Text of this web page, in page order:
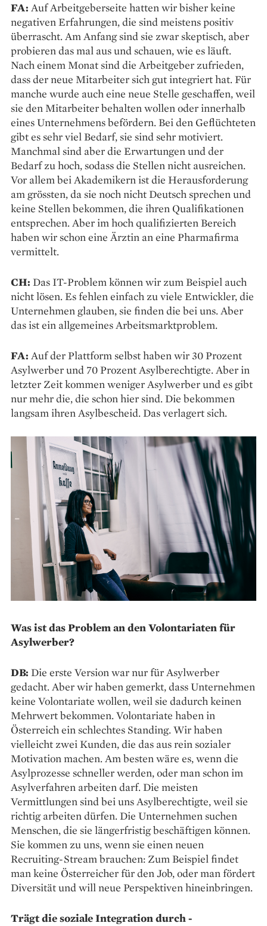
FA: Auf Arbeitgeberseite ­hatten wir bisher keine
negativen Erfahrungen, die sind meistens positiv
überrascht. Am Anfang sind sie zwar skeptisch, aber
probieren das mal aus und schauen, wie es läuft.
Nach ­einem Monat sind die Arbeitgeber zufrieden,
dass der neue Mitarbeiter sich gut integriert hat. Für
manche wurde auch eine neue Stelle geschaffen, weil
sie den Mitarbeiter behalten wollen oder innerhalb
eines Unternehmens befördern. Bei den Geflüchteten
gibt es sehr viel Bedarf, sie sind sehr motiviert.
Manchmal sind aber die Erwartungen und der
Bedarf zu hoch, sodass die Stellen nicht ausreichen.
Vor allem bei Akademikern ist die Herausforderung
am grössten, da sie noch nicht Deutsch sprechen und
keine Stellen bekommen, die ihren Qualifikationen
entsprechen. Aber im hoch qualifizierten Bereich
haben wir schon eine Ärztin an eine Pharmafirma
vermittelt.
CH: Das IT-Problem können wir zum Beispiel auch
nicht lösen. Es fehlen einfach zu viele Entwickler, die
Unternehmen glauben, sie finden die bei uns. Aber
das ist ein allgemeines Arbeitsmarktproblem.
FA: Auf der Plattform selbst haben wir 30 Prozent
Asylwerber und 70 Prozent Asylberechtigte. Aber in
letzter Zeit kommen weniger Asylwerber und es gibt
nur mehr die, die schon hier sind. Die bekommen
langsam ihren Asylbescheid. Das verlagert sich.
Was ist das Problem an den Volontariaten für
Asylwerber?
DB: Die erste Version war nur für Asylwerber
gedacht. Aber wir haben gemerkt, dass Unternehmen
keine Volontariate wollen, weil sie dadurch keinen
Mehrwert bekommen. Volontariate haben in
Österreich ein schlechtes Standing. Wir haben
vielleicht zwei Kunden, die das aus rein sozialer
Motivation machen. Am besten wäre es, wenn die
Asylprozesse schneller werden, oder man schon im
Asylverfahren arbeiten darf. Die meisten
Vermittlungen sind bei uns Asylberechtigte, weil sie
richtig arbeiten dürfen. Die Unternehmen suchen
Menschen, die sie längerfristig beschäftigen können.
Sie kommen zu uns, wenn sie einen neuen
Recruiting-Stream brauchen: Zum Beispiel findet
man keine Österreicher für den Job, oder man fördert
Diversität und will neue Perspektiven hineinbringen.
Trägt die soziale Integration durch ­